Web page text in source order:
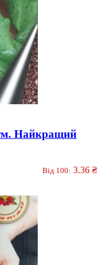
Найкращий
Від 100: 3.36 ₴